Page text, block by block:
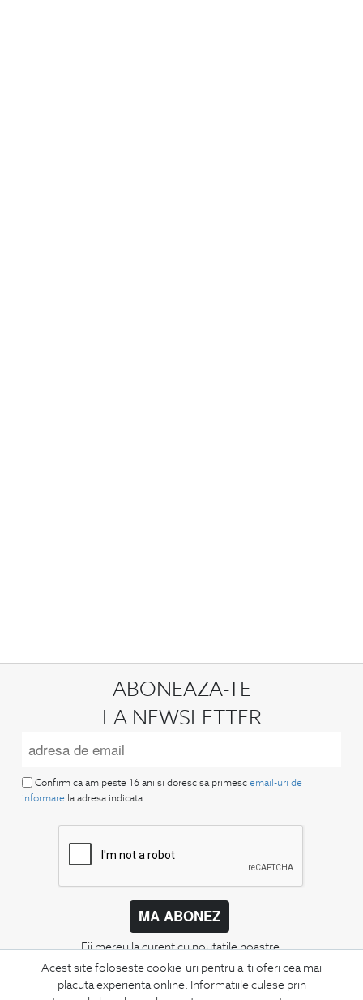
Acest site foloseste cookie-uri pentru a-ti oferi cea mai
placuta experienta online. Informatiile culese prin
ABONEAZA-TE
LA NEWSLETTER
Confirm ca am peste 16 ani si doresc sa primesc email-uri de
informare la adresa indicata.
MA ABONEZ
Fii mereu la curent cu noutatile noastre,
oferte speciale si trenduri in moda masculina.